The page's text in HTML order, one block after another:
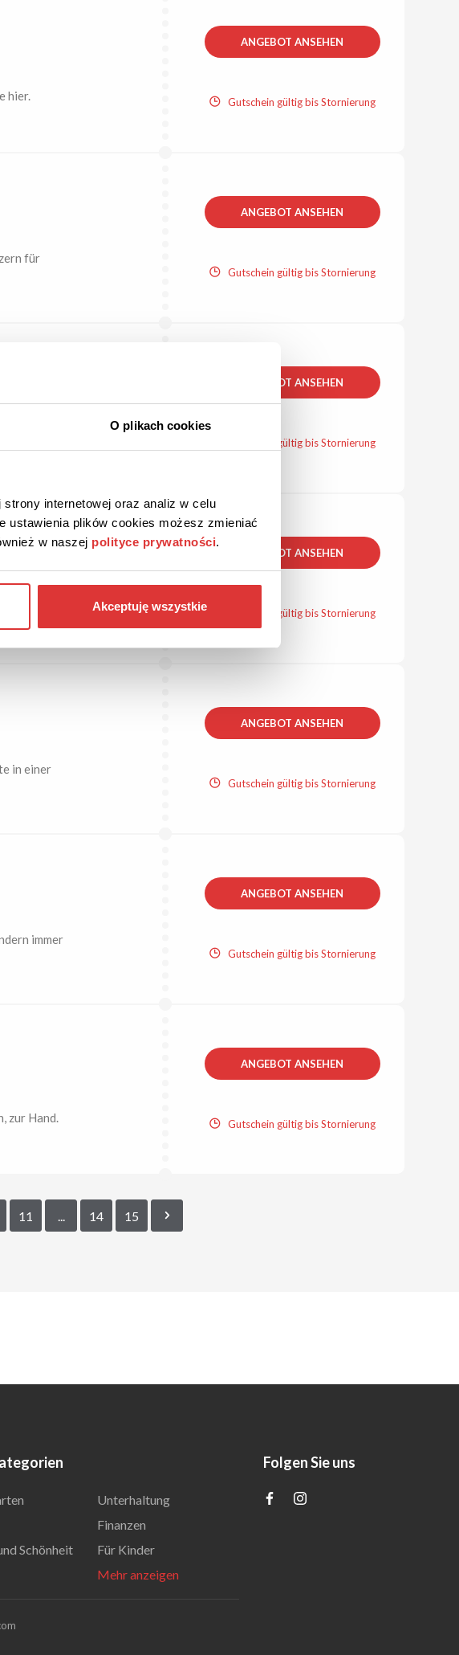
O plikach cookies
strony internetowej oraz analiz w celu
ustawienia plików cookies możesz zmieniać
w naszej polityce prywatności.
Akceptuję wszystkie
hier.
ANGEBOT ANSEHEN
Gutschein gültig bis Stornierung
für
ANGEBOT ANSEHEN
Gutschein gültig bis Stornierung
ANGEBOT ANSEHEN
Gutschein gültig bis Stornierung
ANGEBOT ANSEHEN
Gutschein gültig bis Stornierung
in einer
ANGEBOT ANSEHEN
Gutschein gültig bis Stornierung
immer
ANGEBOT ANSEHEN
Gutschein gültig bis Stornierung
zur Hand.
ANGEBOT ANSEHEN
Gutschein gültig bis Stornierung
11 14 15
Schönheit
Unterhaltung
Finanzen
Für Kinder
Mehr anzeigen
Folgen Sie uns